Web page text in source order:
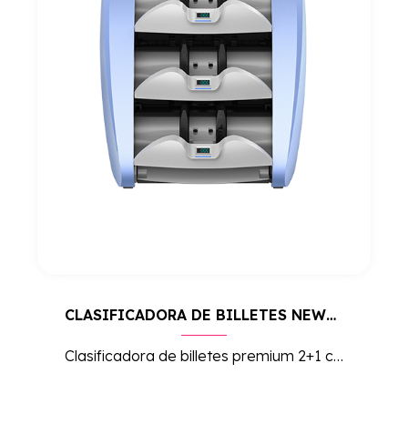
CLASIFICADORA DE BILLETES NEWTON 30
Clasificadora de billetes premium 2+1 con Dual CIS y función Fitness (apto/no apto), para gran volumen. Reconocimiento automático de divisas y lectura de nº de serie por ambas caras.